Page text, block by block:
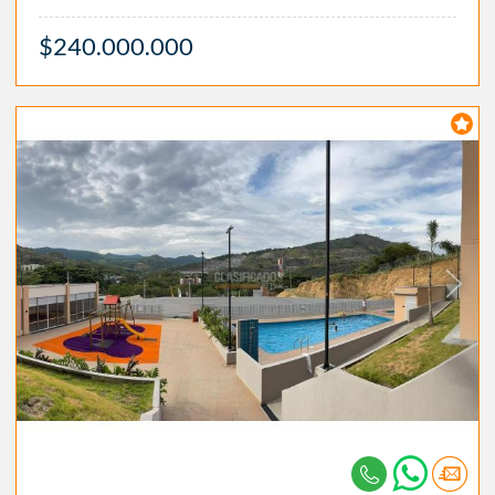
$240.000.000